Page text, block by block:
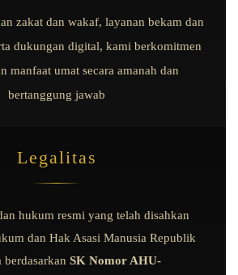
zakat dan wakaf, layanan bekam dan
dukungan digital, kami berkomitmen
manfaat umat secara amanah dan
bertanggung jawab
Legalitas
hukum resmi yang telah disahkan
dan Hak Asasi Manusia Republik
berdasarkan SK Nomor AHU-